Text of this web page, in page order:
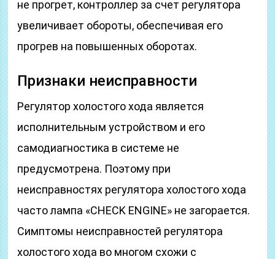
не прогрет, контроллер за счет регулятора
увеличивает обороты, обеспечивая его
прогрев на повышенных оборотах.
Признаки неисправности
Регулятор холостого хода является
исполнительным устройством и его
самодиагностика в системе не
предусмотрена. Поэтому при
неисправностях регулятора холостого хода
часто лампа «CHECK ENGINE» не загорается.
Симптомы неисправностей регулятора
холостого хода во многом схожи с